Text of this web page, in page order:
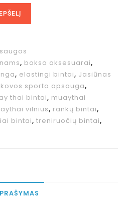
, bokso aksesuarai,
, elastingi bintai, Jasiūnas
kovos sporto apsauga,
thai bintai, muaythai
vilnius, rankų bintai,
bintai,treniruočių bintai,